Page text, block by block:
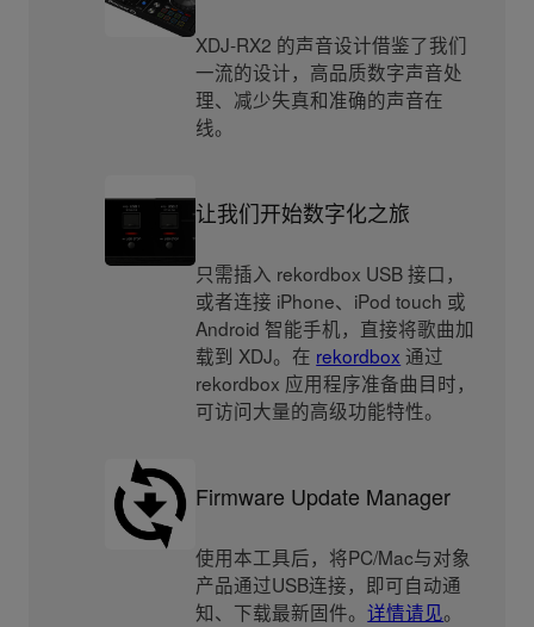
XDJ-RX2 的声音设计借鉴了我们
一流的设计，高品质数字声音处
理、减少失真和准确的声音在
线。
让我们开始数字化之旅
只需插入 rekordbox USB 接口，
或者连接 iPhone、iPod touch 或
Android 智能手机，直接将歌曲加
载到 XDJ。在 rekordbox 通过
rekordbox 应用程序准备曲目时，
可访问大量的高级功能特性。
Firmware Update Manager
使用本工具后，将PC/Mac与对象
产品通过USB连接，即可自动通
知、下载最新固件。详情请见。